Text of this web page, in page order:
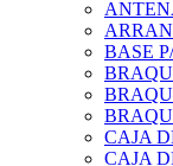
BASE
CAJA
CAJA